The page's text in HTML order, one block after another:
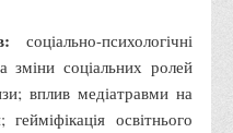
соціально-психологічні
зміни соціальних ролей
вплив медіатравми на
освітнього